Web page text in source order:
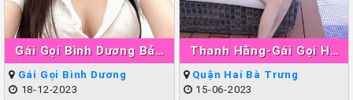
Gái Gọi Bình Dương Bảo
Ngân
Gái Gọi Bình Dương
18-12-2023
Thanh Hằng-Gái Gọi Hà
Nội Làm Tình Giỏi Đẳng
Quận Hai Bà Trưng
15-06-2023